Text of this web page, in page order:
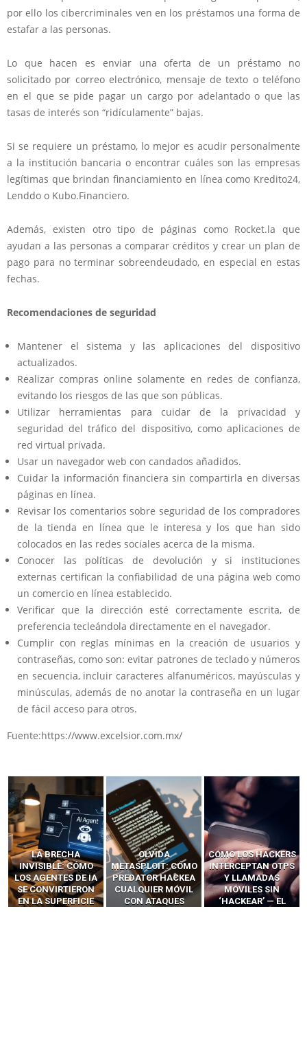
por ello los cibercriminales ven en los préstamos una forma de
estafar a las personas.
Lo que hacen es enviar una oferta de un préstamo no
solicitado por correo electrónico, mensaje de texto o teléfono
en el que se pide pagar un cargo por adelantado o que las
tasas de interés son “ridículamente” bajas.
Si se requiere un préstamo, lo mejor es acudir personalmente
a la institución bancaria o encontrar cuáles son las empresas
legítimas que brindan financiamiento en línea como Kredito24,
Lenddo o Kubo.Financiero.
Además, existen otro tipo de páginas como Rocket.la que
ayudan a las personas a comparar créditos y crear un plan de
pago para no terminar sobreendeudado, en especial en estas
fechas.
Recomendaciones de seguridad
Mantener el sistema y las aplicaciones del dispositivo
actualizados.
Realizar compras online solamente en redes de confianza,
evitando los riesgos de las que son públicas.
Utilizar herramientas para cuidar de la privacidad y
seguridad del tráfico del dispositivo, como aplicaciones de
red virtual privada.
Usar un navegador web con candados añadidos.
Cuidar la información financiera sin compartirla en diversas
páginas en línea.
Revisar los comentarios sobre seguridad de los compradores
de la tienda en línea que le interesa y los que han sido
colocados en las redes sociales acerca de la misma.
Conocer las políticas de devolución y si instituciones
externas certifican la confiabilidad de una página web como
un comercio en línea establecido.
Verificar que la dirección esté correctamente escrita, de
preferencia tecleándola directamente en el navegador.
Cumplir con reglas mínimas en la creación de usuarios y
contraseñas, como son: evitar patrones de teclado y números
en secuencia, incluir caracteres alfanuméricos, mayúsculas y
minúsculas, además de no anotar la contraseña en un lugar
de fácil acceso para otros.
Fuente:https://www.excelsior.com.mx/
LA BRECHA
INVISIBLE: CÓMO
LOS AGENTES DE IA
SE CONVIRTIERON
EN LA SUPERFICIE
OLVIDA
METASPLOIT: CÓMO
PREDATOR HACKEA
CUALQUIER MÓVIL
CON ATAQUES
CÓMO LOS HACKERS
INTERCEPTAN OTPS
Y LLAMADAS
MÓVILES SIN
‘HACKEAR’ — EL